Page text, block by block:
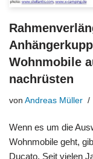
Wohnmobile
nachrüsten
von Andreas Müller
Wenn es um die
Wohnmobile geht,
Ducato. Seit vielen